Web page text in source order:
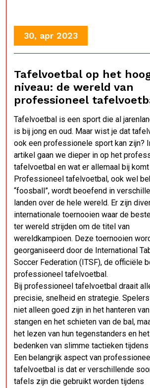
30, apr 2023
Tafelvoetbal op het
niveau: de wereld van
professioneel
Tafelvoetbal is een sport die al
is bij jong en oud. Maar wist je dat
ook een professionele sport kan zijn?
artikel gaan we dieper in op het
tafelvoetbal en wat er allemaal bij komt
Professioneel tafelvoetbal, ook wel
“foosball”, wordt beoefend in
landen over de hele wereld. Er zijn
internationale toernooien waar de
ter wereld strijden om de titel van
wereldkampioen. Deze toernooien
georganiseerd door de International
Soccer Federation (ITSF), de officiële
professioneel tafelvoetbal.
Bij professioneel tafelvoetbal draait
precisie, snelheid en strategie.
niet alleen goed zijn in het hanteren
stangen en het schieten van de bal,
het lezen van hun tegenstanders en het
bedenken van slimme tactieken
Een belangrijk aspect van
tafelvoetbal is dat er verschillende
tafels zijn die gebruikt worden tijdens